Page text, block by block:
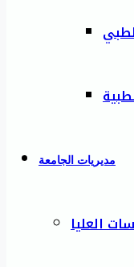
مديريات الجامعة
العليا